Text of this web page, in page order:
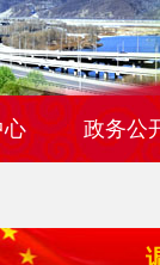
心 政务公